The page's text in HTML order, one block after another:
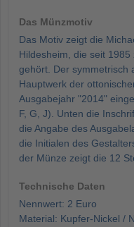
Das Münzmotiv
Das Motiv zeigt die
Hildesheim, die seit
gehört. Der symmetrisch
Hauptwerk der
Ausgabejahr "2014"
F, G, J). Unten die
die Angabe des
die Initialen des
der Münze zeigt die 12
Technische Daten
Nennwert: 2 Euro
Material: Kupfer-Nickel /